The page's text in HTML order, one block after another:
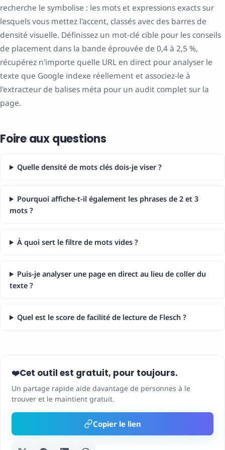
recherche le symbolise : les mots et expressions exacts sur
lesquels vous mettez l'accent, classés avec des barres de
densité visuelle. Définissez un mot-clé cible pour les conseils
de placement dans la bande éprouvée de 0,4 à 2,5 %,
récupérez n'importe quelle URL en direct pour analyser le
texte que Google indexe réellement et associez-le à
l'extracteur de balises méta pour un audit complet sur la
page.
Foire aux questions
Quelle densité de mots clés dois-je viser ?
Pourquoi affiche-t-il également les phrases de 2 et 3
mots ?
À quoi sert le filtre de mots vides ?
Puis-je analyser une page en direct au lieu de coller du
texte ?
Quel est le score de facilité de lecture de Flesch ?
❤️Cet outil est gratuit, pour toujours.
Un partage rapide aide davantage de personnes à le
trouver et le maintient gratuit.
Copier le lien